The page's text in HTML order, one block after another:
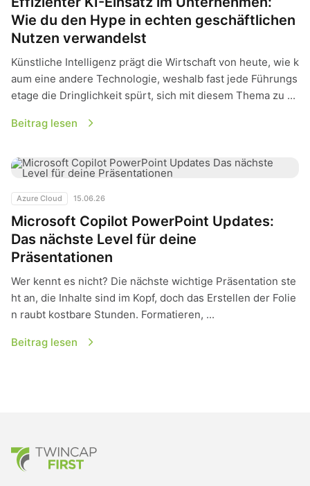
Wie du den Hype in echten geschäftlichen
Nutzen verwandelst
Künstliche Intelligenz prägt die Wirtschaft von heute, wie k
aum eine andere Technologie, weshalb fast jede Führungs
etage die Dringlichkeit spürt, sich mit diesem Thema zu ...
Beitrag lesen
Azure Cloud 15.06.26
Microsoft Copilot PowerPoint Updates:
Das nächste Level für deine
Präsentationen
Wer kennt es nicht? Die nächste wichtige Präsentation ste
ht an, die Inhalte sind im Kopf, doch das Erstellen der Folie
n raubt kostbare Stunden. Formatieren, ...
Beitrag lesen
Microsoft Copilot PowerPoint Updates: Das nächste Level
TwinCap First